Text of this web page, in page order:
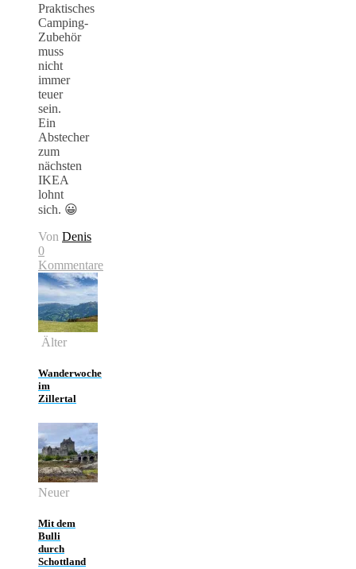
Praktisches
Camping-
Zubehör
muss
nicht
immer
teuer
sein.
Ein
Abstecher
zum
nächsten
IKEA
lohnt
sich. 😀
Von Denis
0
Kommentare
Älter
Wanderwoche
im
Zillertal
Neuer
Mit dem
Bulli
durch
Schottland